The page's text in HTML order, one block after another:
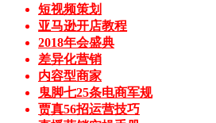
短视频策划
亚马逊开店教程
2018年会盛典
差异化营销
内容型商家
鬼脚七25条电商军规
贾真56招运营技巧